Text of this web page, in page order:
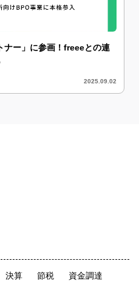
ナー」に参画！freeeとの連
2025.09.02
決算 節税 資金調達